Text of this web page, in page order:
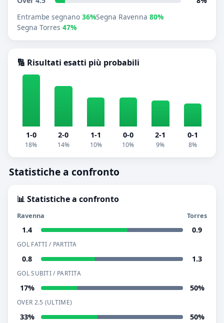
Entrambe segnano 36%Segna Ravenna 80%
Segna Torres 47%
🔢 Risultati esatti più probabili
1-0
18%
2-0
14%
1-1
10%
0-0
10%
2-1
9%
0-1
8%
Statistiche a confronto
📊 Statistiche a confronto
Ravenna Torres
1.4 0.9
GOL FATTI / PARTITA
0.8 1.3
GOL SUBITI / PARTITA
17% 50%
OVER 2.5 (ULTIME)
33% 50%